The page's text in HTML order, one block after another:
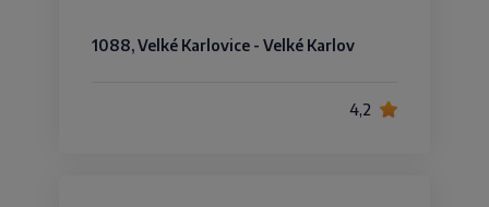
1088, Velké Karlovice - Velké Karlov
4,2